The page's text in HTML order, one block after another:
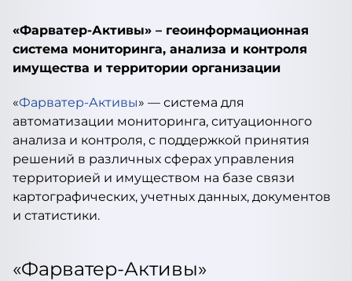
«Фарватер-Активы» – геоинформационная
система мониторинга, анализа и контроля
имущества и территории организации
«Фарватер-Активы» — система для
автоматизации мониторинга, ситуационного
анализа и контроля, с поддержкой принятия
решений в различных сферах управления
территорией и имуществом на базе связи
картографических, учетных данных, документов
и статистики.
«Фарватер-Активы»